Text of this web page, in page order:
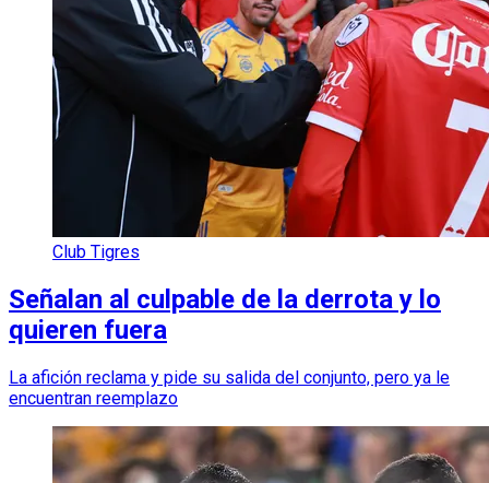
Club Tigres
Señalan al culpable de la derrota y lo
quieren fuera
La afición reclama y pide su salida del conjunto, pero ya le
encuentran reemplazo